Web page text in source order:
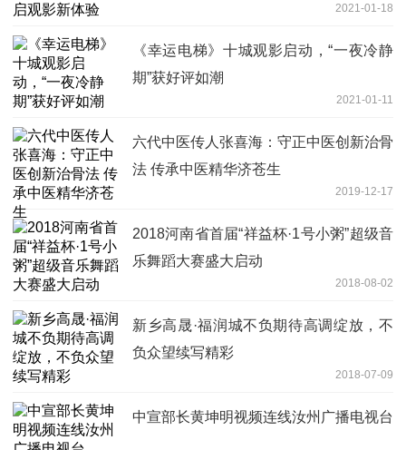
2021-01-18
《幸运电梯》十城观影启动，“一夜冷静
期”获好评如潮
2021-01-11
六代中医传人张喜海：守正中医创新治骨
法 传承中医精华济苍生
2019-12-17
2018河南省首届“祥益杯·1号小粥”超级音
乐舞蹈大赛盛大启动
2018-08-02
新乡高晟·福润城不负期待高调绽放，不
负众望续写精彩
2018-07-09
中宣部长黄坤明视频连线汝州广播电视台